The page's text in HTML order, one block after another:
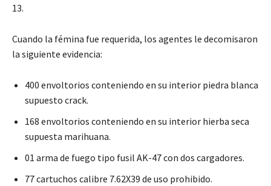
13.
Cuando la fémina fue requerida, los agentes le decomisaron
la siguiente evidencia:
400 envoltorios conteniendo en su interior piedra blanca
supuesto crack.
168 envoltorios conteniendo en su interior hierba seca
supuesta marihuana.
01 arma de fuego tipo fusil AK-47 con dos cargadores.
77 cartuchos calibre 7.62X39 de uso prohibido.